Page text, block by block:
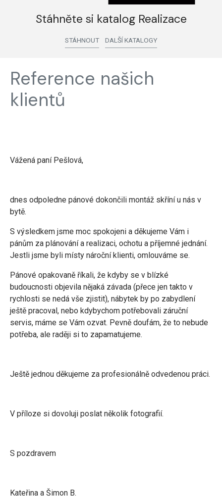
Stáhněte si katalog Realizace
STÁHNOUT DALŠÍ KATALOGY
Reference našich
klientů
Vážená paní Pešlová,
dnes odpoledne pánové dokončili montáž skříní u nás v
bytě.
S výsledkem jsme moc spokojeni a děkujeme Vám i
pánům za plánování a realizaci, ochotu a příjemné jednání.
Jestli jsme byli místy nároční klienti, omlouváme se.
Pánové opakovaně říkali, že kdyby se v blízké
budoucnosti objevila nějaká závada (přece jen takto v
rychlosti se nedá vše zjistit), nábytek by po zabydlení
ještě pracoval, nebo kdybychom potřebovali záruční
servis, máme se Vám ozvat. Pevně doufám, že to nebude
potřeba, ale raději si to zapamatujeme.
Ještě jednou děkujeme za profesionálně odvedenou práci.
V příloze si dovoluji poslat několik fotografií.
S pozdravem
Kateřina a Šimon B.